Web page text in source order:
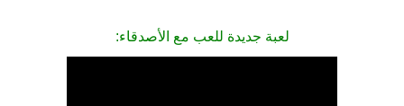
لعبة جديدة للعب مع الأصدقاء: